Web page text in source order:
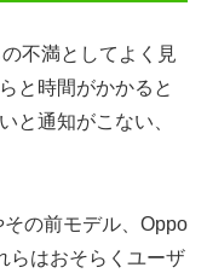
不満としてよく見
と時間がかかると
と通知がこない、
の前モデル、Oppo
らはおそらくユーザ